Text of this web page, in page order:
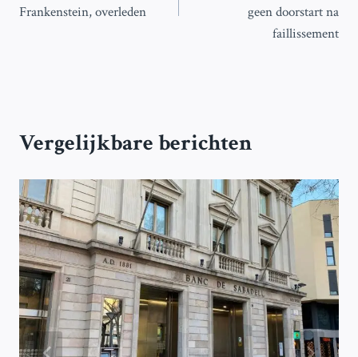
Frankenstein, overleden
geen doorstart na
faillissement
Vergelijkbare berichten